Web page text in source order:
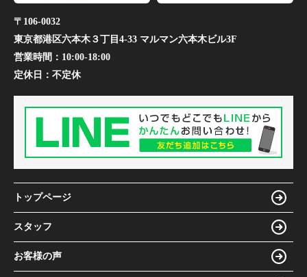
〒106-0032
東京都港区六本木３丁目4-33 マルマン六本木ビル3F
営業時間： 10:00-18:00
定休日： 不定休
トップページ
スタッフ
お客様の声